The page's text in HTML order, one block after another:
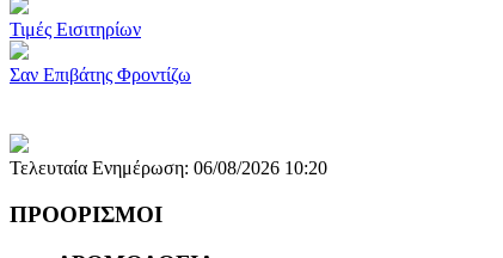
Τιμές Εισιτηρίων
Σαν Επιβάτης Φροντίζω
Τελευταία Ενημέρωση: 06/08/2026 10:20
ΠΡΟΟΡΙΣΜΟΙ